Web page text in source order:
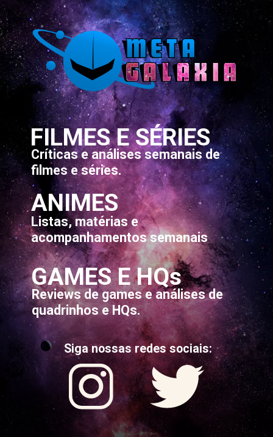
FILMES E SÉRIES
Críticas e análises semanais de
filmes e séries.
ANIMES
Listas, matérias e
acompanhamentos semanais
GAMES E HQs
Reviews de games e análises de
quadrinhos e HQs.
Siga nossas redes sociais: